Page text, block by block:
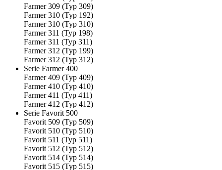
Farmer 309 (Typ 309)
Farmer 310 (Typ 192)
Farmer 310 (Typ 310)
Farmer 311 (Typ 198)
Farmer 311 (Typ 311)
Farmer 312 (Typ 199)
Farmer 312 (Typ 312)
Serie Farmer 400
Farmer 409 (Typ 409)
Farmer 410 (Typ 410)
Farmer 411 (Typ 411)
Farmer 412 (Typ 412)
Serie Favorit 500
Favorit 509 (Typ 509)
Favorit 510 (Typ 510)
Favorit 511 (Typ 511)
Favorit 512 (Typ 512)
Favorit 514 (Typ 514)
Favorit 515 (Typ 515)